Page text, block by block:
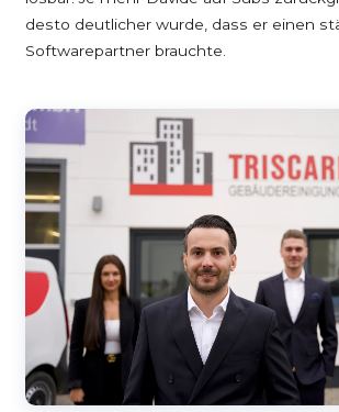
desto deutlicher wurde, dass er einen
Softwarepartner brauchte.